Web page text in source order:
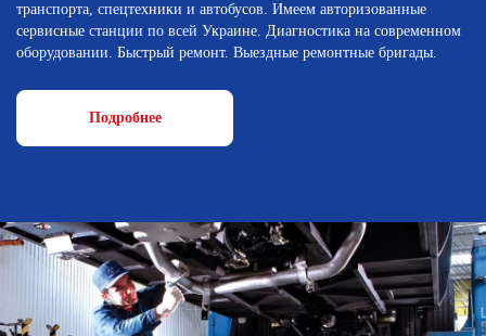
транспорта, спецтехники и автобусов. Имеем авторизованные
сервисные станции по всей Украине. Диагностика на современном
оборудовании. Быстрый ремонт. Выездные ремонтные бригады.
Подробнее